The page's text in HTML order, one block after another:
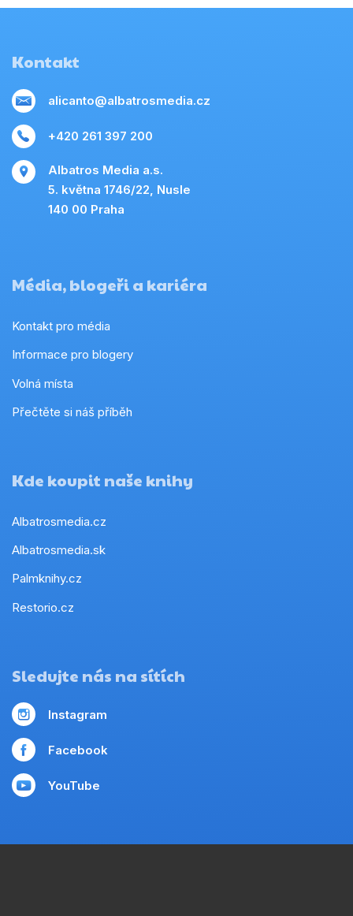
Kontakt
alicanto@albatrosmedia.cz
+420 261 397 200
Albatros Media a.s.
5. května 1746/22, Nusle
140 00 Praha
Média, blogeři a kariéra
Kontakt pro média
Informace pro blogery
Volná místa
Přečtěte si náš příběh
Kde koupit naše knihy
Albatrosmedia.cz
Albatrosmedia.sk
Palmknihy.cz
Restorio.cz
Sledujte nás na sítích
Instagram
Facebook
YouTube